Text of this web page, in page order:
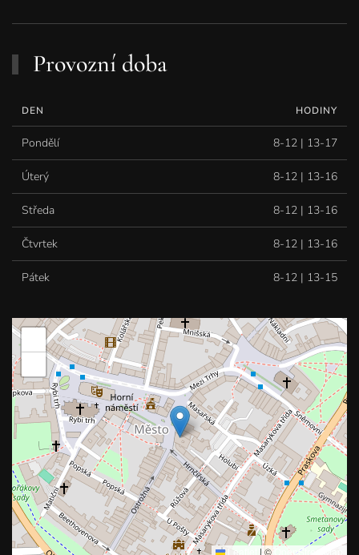
Provozní doba
DEN HODINY
Pondělí 8-12 | 13-17
Úterý 8-12 | 13-16
Středa 8-12 | 13-16
Čtvrtek 8-12 | 13-16
Pátek 8-12 | 13-15
Leaflet | © OpenStreetMap